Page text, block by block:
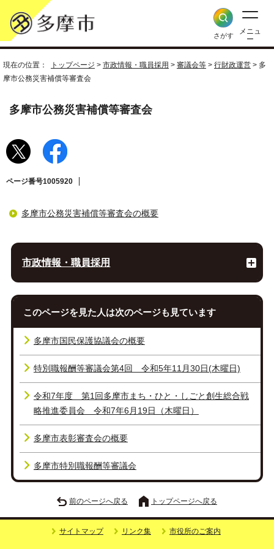
さがす
メニュ
ー
現在の位置： トップページ > 市政情報・職員採用 > 審議会等 > 行財政運営 > 多
摩市公務災害補償等審査会
多摩市公務災害補償等審査会
ページ番号1005920
多摩市公務災害補償等審査会の概要
市政情報・職員採用
このページを見た人は次のページも見ています
多摩市国民保護協議会の概要
特別職報酬等審議会第4回 令和5年11月30日(木曜日)
令和7年度 第1回多摩市まち・ひと・しごと創生総合戦
略推進委員会 令和7年6月19日（木曜日）
多摩市表彰審査会の概要
多摩市特別職報酬等審議会
前のページへ戻る トップページへ戻る
サイトマップ リンク集 市役所のご案内